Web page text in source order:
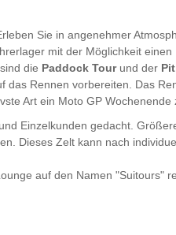
Sie in angenehmer
mit der Möglichkeit
die Paddock Tourund der
Rennen vorbereiten. Das
Art ein Moto GP
Einzelkunden gedacht.
Dieses Zelt kann nach
auf den Namen "Suitours"